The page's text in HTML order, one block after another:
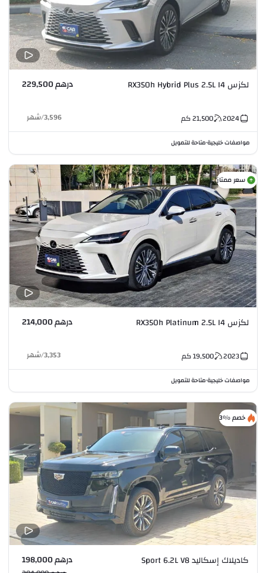
لكزس RX350h Hybrid Plus 2.5L I4 درهم 229,500
2024
21,500كم 3,596
/شهر
مواصفات خليجية•متاحة للتمويل
سعر ممتاز
لكزس RX350h Platinum 2.5L I4 درهم 214,000
2023
19,500كم 3,353
/شهر
مواصفات خليجية•متاحة للتمويل
خصم %3
كاديلاك إسكاليد Sport 6.2L V8 درهم 198,000